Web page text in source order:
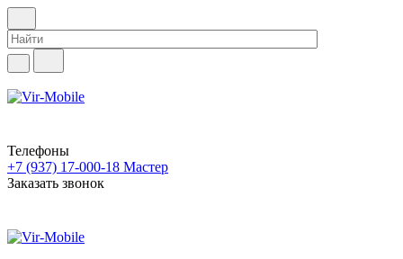
Телефоны
+7 (937) 17-000-18 Мастер
Заказать звонок